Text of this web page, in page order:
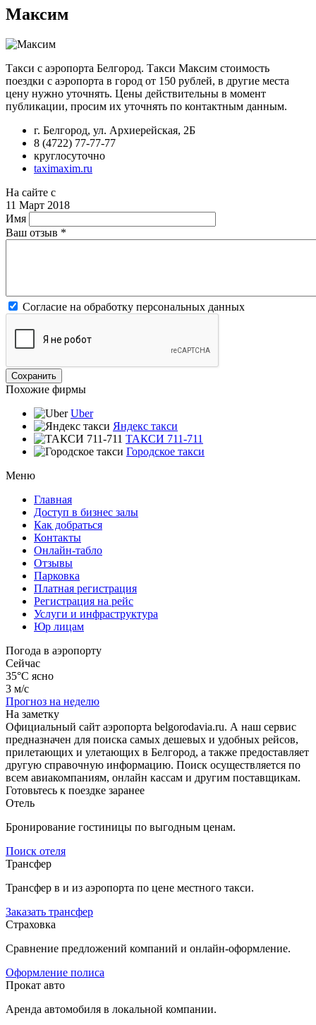
Максим
Такси с аэропорта Белгород. Такси Максим стоимость
поездки с аэропорта в город от 150 рублей, в другие места
цену нужно уточнять. Цены действительны в момент
публикации, просим их уточнять по контактным данным.
г. Белгород, ул. Архиерейская, 2Б
8 (4722) 77-77-77
круглосуточно
taximaxim.ru
На сайте с
11 Март 2018
Имя
Ваш отзыв *
Согласие на обработку персональных данных
Похожие фирмы
Uber
Яндекс такси
ТАКСИ 711-711
Городское такси
Меню
Главная
Доступ в бизнес залы
Как добраться
Контакты
Онлайн-табло
Отзывы
Парковка
Платная регистрация
Регистрация на рейс
Услуги и инфраструктура
Юр лицам
Погода в аэропорту
Сейчас
35°C ясно
3 м/с
Прогноз на неделю
На заметку
Официальный сайт аэропорта belgorodavia.ru. А наш сервис
предназначен для поиска самых дешевых и удобных рейсов,
прилетающих и улетающих в Белгород, а также предоставляет
другую справочную информацию. Поиск осуществляется по
всем авиакомпаниям, онлайн кассам и другим поставщикам.
Готовьтесь к поездке заранее
Отель
Бронирование гостиницы по выгодным ценам.
Поиск отеля
Трансфер
Трансфер в и из аэропорта по цене местного такси.
Заказать трансфер
Страховка
Сравнение предложений компаний и онлайн-оформление.
Оформление полиса
Прокат авто
Аренда автомобиля в локальной компании.